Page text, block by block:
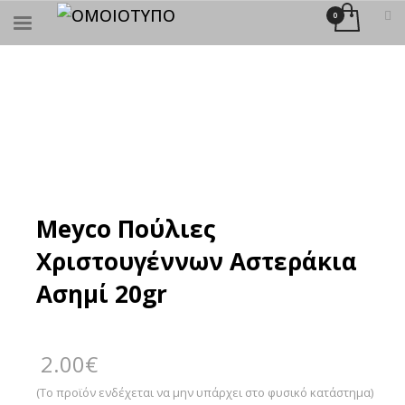
ΑΝΑΖΉΤΗΣΗ
Meyco Πούλιες
Χριστουγέννων Αστεράκια
Ασημί 20gr
2.00€
(Το προϊόν ενδέχεται να μην υπάρχει στο φυσικό κατάστημα)